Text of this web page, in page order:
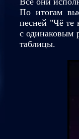
По итогам
песней "Чё те
с одинаковым
таблицы.